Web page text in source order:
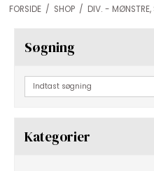
FORSIDE / SHOP / DIV. - MØNSTRE,
Søgning
Kategorier